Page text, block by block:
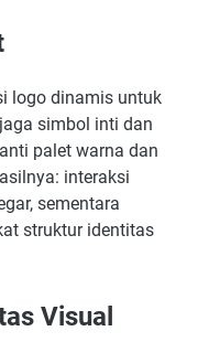
logo dinamis untuk
simbol inti dan
palet warna dan
interaksi
sementara
struktur identitas
Visual